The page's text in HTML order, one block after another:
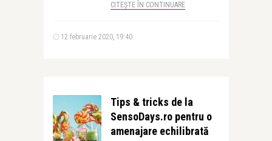
CITEȘTE ÎN CONTINUARE
12 februarie 2020, 19:40
Tips & tricks de la
SensoDays.ro pentru o
amenajare echilibrată